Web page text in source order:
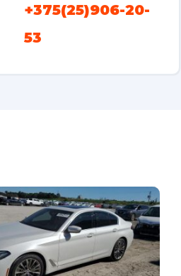
+375(25)906-20-
53